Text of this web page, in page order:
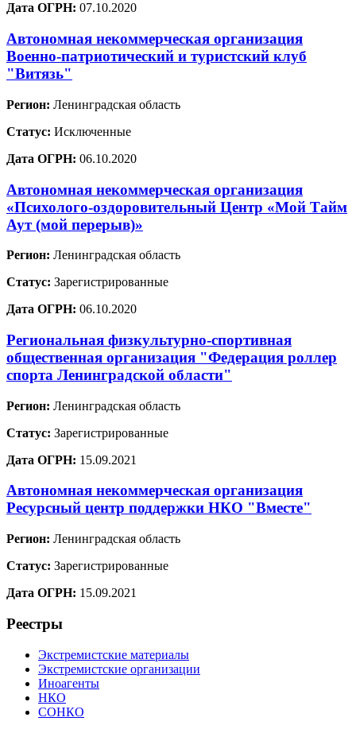
Дата ОГРН: 07.10.2020
Автономная некоммерческая организация
Военно-патриотический и туристский клуб
"Витязь"
Регион: Ленинградская область
Статус: Исключенные
Дата ОГРН: 06.10.2020
Автономная некоммерческая организация
«Психолого-оздоровительный Центр «Мой Тайм
Аут (мой перерыв)»
Регион: Ленинградская область
Статус: Зарегистрированные
Дата ОГРН: 06.10.2020
Региональная физкультурно-спортивная
общественная организация "Федерация роллер
спорта Ленинградской области"
Регион: Ленинградская область
Статус: Зарегистрированные
Дата ОГРН: 15.09.2021
Автономная некоммерческая организация
Ресурсный центр поддержки НКО "Вместе"
Регион: Ленинградская область
Статус: Зарегистрированные
Дата ОГРН: 15.09.2021
Реестры
Экстремистские материалы
Экстремистские организации
Иноагенты
НКО
СОНКО